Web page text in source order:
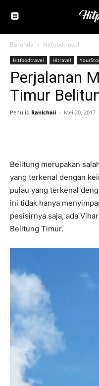
Beranda Hitfoodtravel
Hitfoodtravel Hitravel
Perjalanan
Timur
Penulis Ranichaii - Mei 20, 2017
Belitung merupakan
yang terkenal dengan
pulau yang terkenal
ini tidak hanya
pesisirnya saja, ada
Belitung Timur.